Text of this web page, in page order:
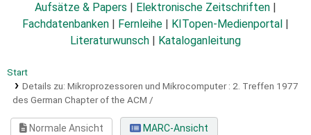
Aufsätze & Papers
Elektronische Zeitschriften
Fachdatenbanken
Fernleihe KITopen-Medienportal
Literaturwunsch
Kataloganleitung
Start
Details zu: Mikroprozessoren und Mikrocomputer : 2. Treffen 1977
des German Chapter of the ACM /
Normale Ansicht
MARC-Ansicht